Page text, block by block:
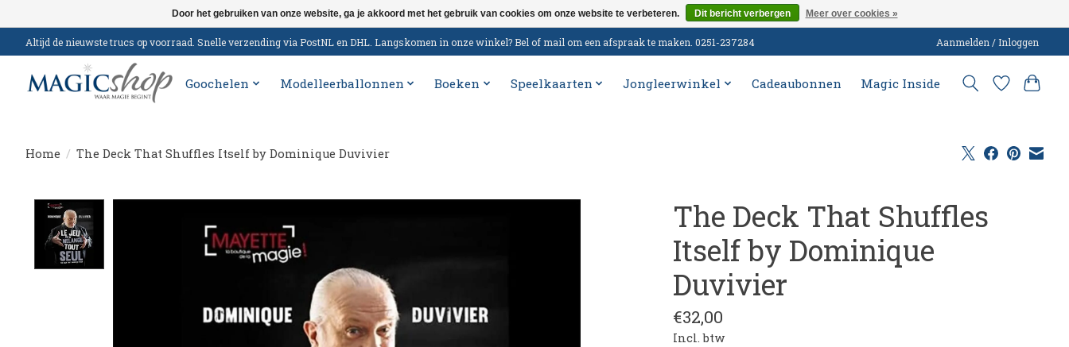
Altijd de nieuwste trucs op voorraad. Snelle verzending via PostNL en DHL. Langskomen in onze winkel? Bel of mail om een afspraak te maken. 0251-237284 Aanmelden / Inloggen
Goochelen Modelleerballonnen Boeken Speelkaarten Jongleerwinkel Cadeaubonnen Magic Inside
Home / The Deck That Shuffles Itself by Dominique Duvivier
The Deck That Shuffles
Itself by Dominique
Duvivier
€32,00
Incl. btw
Door het gebruiken van onze website, ga je akkoord met het gebruik van cookies om onze website te verbeteren. Dit bericht verbergen Meer over cookies »